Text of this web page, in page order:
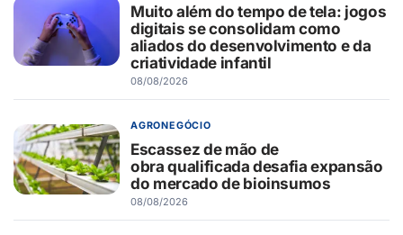
Muito além do tempo de tela: jogos
digitais se consolidam como
aliados do desenvolvimento e da
criatividade infantil
08/08/2026
AGRONEGÓCIO
Escassez de mão de
obra qualificada desafia expansão
do mercado de bioinsumos
08/08/2026